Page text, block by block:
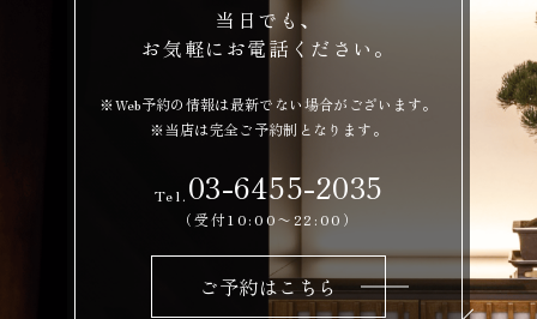
当日でも、
お気軽にお電話ください。
※Web予約の情報は最新でない場合がございます。
※当店は完全ご予約制となります。
Tel. 03-6455-2035
（受付10:00〜22:00）
ご予約はこちら